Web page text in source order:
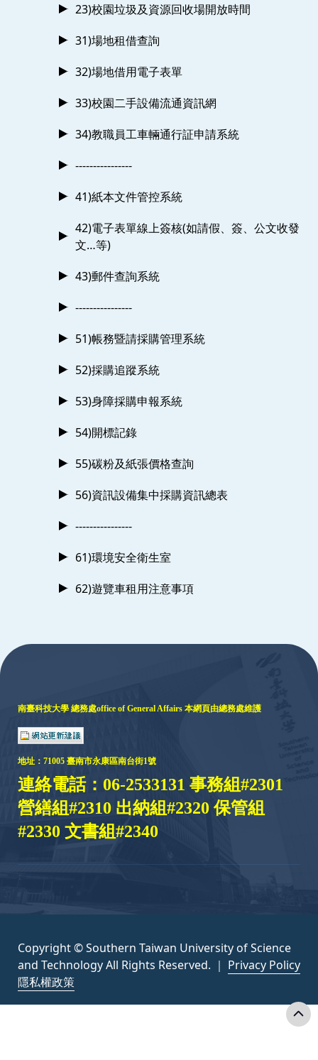
23)校園垃圾及資源回收場開放時間
31)場地租借查詢
32)場地借用電子表單
33)校園二手設備流通資訊網
34)教職員工車輛通行証申請系統
----------------
41)紙本文件管控系統
42)電子表單線上簽核(如請假、簽、公文收發
文…等)
43)郵件查詢系統
----------------
51)帳務暨請採購管理系統
52)採購追蹤系統
53)身障採購申報系統
54)開標記錄
55)碳粉及紙張價格查詢
56)資訊設備集中採購資訊總表
----------------
61)環境安全衛生室
62)遊覽車租用注意事項
南臺科技大學 總務處office of General Affairs 本網頁由總務處維護
地址： 71005 臺南市永康區南台街1號
連絡電話：06-2533131 事務組#2301
營繕組#2310 出納組#2320 保管組
#2330 文書組#2340
Copyright © Southern Taiwan University of Science
and Technology All Rights Reserved. ｜ Privacy Policy
隱私權政策